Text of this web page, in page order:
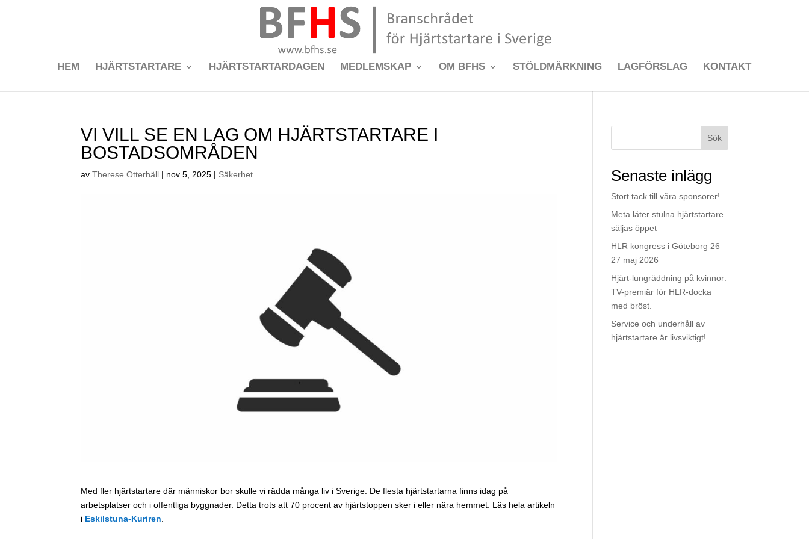
HEM HJÄRTSTARTARE HJÄRTSTARTARDAGEN MEDLEMSKAP OM BFHS STÖLDMÄRKNING LAGFÖRSLAG KONTAKT
VI VILL SE EN LAG OM HJÄRTSTARTARE I
BOSTADSOMRÅDEN
avTherese Otterhäll | nov 5, 2025 | Säkerhet
Med fler hjärtstartare där människor bor skulle vi rädda många liv i Sverige. De flesta hjärtstartarna finns idag på
arbetsplatser och i offentliga byggnader. Detta trots att 70 procent av hjärtstoppen sker i eller nära hemmet. Läs hela artikeln
i Eskilstuna-Kuriren
Sök
Senaste inlägg
Stort tack till våra sponsorer!
Meta låter stulna hjärtstartare
säljas öppet
HLR kongress i Göteborg 26 –
27 maj 2026
Hjärt-lungräddning på kvinnor:
TV-premiär för HLR-docka
med bröst.
Service och underhåll av
hjärtstartare är livsviktigt!